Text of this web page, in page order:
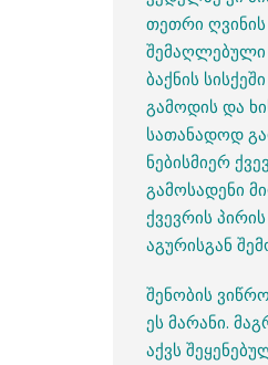
თეთრი ღვინის
შემაღლებული
ბაქნის
გამოდის და
სათანადოდ
ნებისმიერ
გამოსადენი
ქვევრის
აგურისგან
შენობის
ეს მარანი.
აქვს